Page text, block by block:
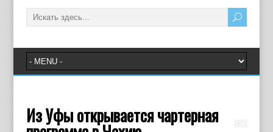
Из Уфы открывается чартерная